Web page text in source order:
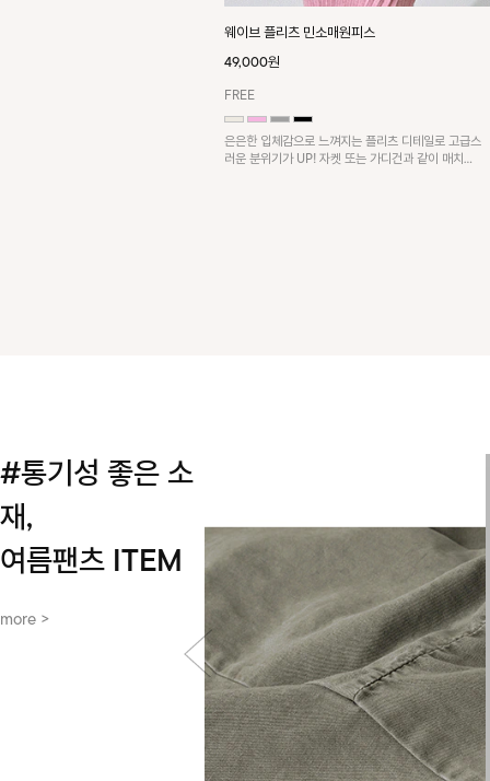
웨이브 플리츠 민소매원피스
49,000원
FREE
은은한 입체감으로 느껴지는 플리츠 디테일로 고급스
러운 분위기가 UP! 자켓 또는 가디건과 같이 매치해
#통기성 좋은 소
재,
여름팬츠 ITEM
more >